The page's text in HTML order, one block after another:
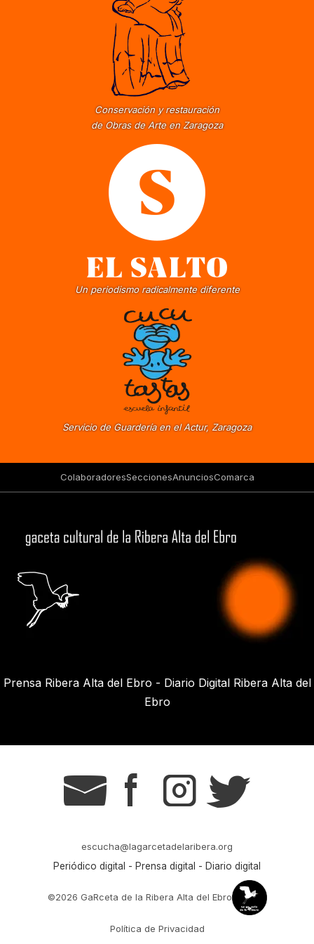
Conservación y restauración
de Obras de Arte en Zaragoza
Un periodismo radicalmente diferente
Servicio de Guardería en el Actur, Zaragoza
ColaboradoresSeccionesAnunciosComarca
Prensa Ribera Alta del Ebro - Diario Digital Ribera Alta del
Ebro
g s t r
escucha@lagarcetadelaribera.org
Periódico digital - Prensa digital - Diario digital
©2026 GaRceta de la Ribera Alta del Ebro
Política de Privacidad